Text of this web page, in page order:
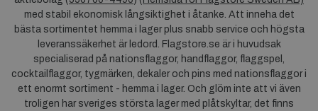
med stabil ekonomisk långsiktighet i åtanke. Att inneha det
bästa sortimentet hemma i lager plus snabb service och högsta
leveranssäkerhet är ledord. Flagstore.se är i huvudsak
specialiserad på nationsflaggor, handflaggor, flaggspel,
cocktailflaggor, tygmärken, dekaler och pins med nationsflaggor i
ett enormt sortiment - hemma i lager. Och glöm inte att vi även
troligen har sveriges största lager med plåtskyltar, det finns